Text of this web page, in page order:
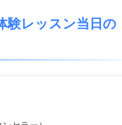
験レッスン当日の